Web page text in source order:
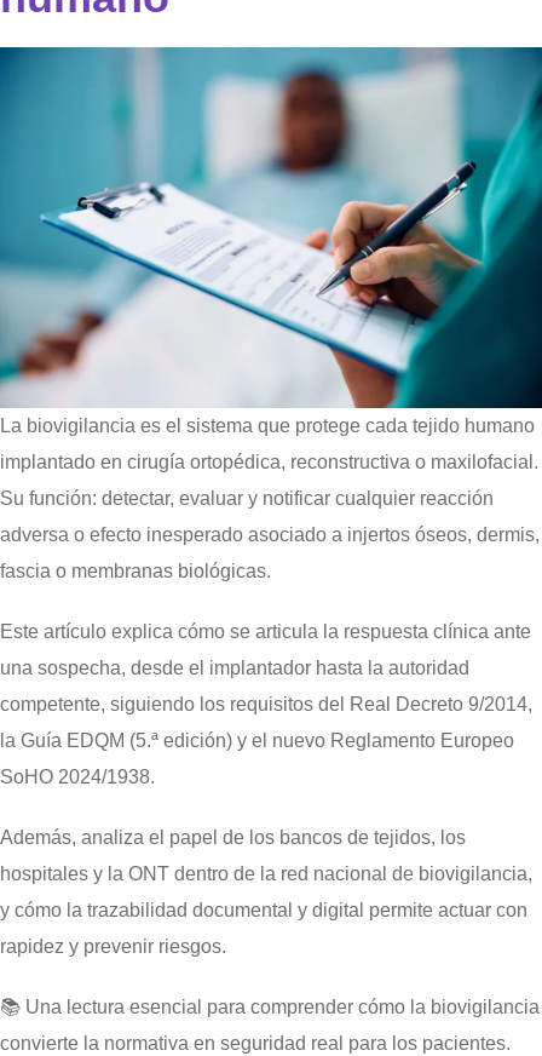
La biovigilancia es el sistema que protege cada tejido humano
implantado en cirugía ortopédica, reconstructiva o maxilofacial.
Su función: detectar, evaluar y notificar cualquier reacción
adversa o efecto inesperado asociado a injertos óseos, dermis,
fascia o membranas biológicas.
Este artículo explica cómo se articula la respuesta clínica ante
una sospecha, desde el implantador hasta la autoridad
competente, siguiendo los requisitos del Real Decreto 9/2014,
la Guía EDQM (5.ª edición) y el nuevo Reglamento Europeo
SoHO 2024/1938.
Además, analiza el papel de los bancos de tejidos, los
hospitales y la ONT dentro de la red nacional de biovigilancia,
y cómo la trazabilidad documental y digital permite actuar con
rapidez y prevenir riesgos.
📚 Una lectura esencial para comprender cómo la biovigilancia
convierte la normativa en seguridad real para los pacientes.